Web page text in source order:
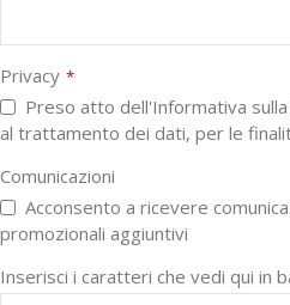
Privacy *
Preso atto dell'Informativa
al trattamento dei dati, per le
Comunicazioni
Acconsento a ricevere
promozionali aggiuntivi
Inserisci i caratteri che vedi qui in